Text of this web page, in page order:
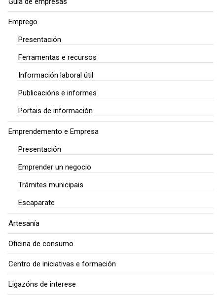
Emprego
Presentación
Ferramentas e recursos
Información laboral útil
Publicacións e informes
Portais de información
Emprendemento e Empresa
Presentación
Emprender un negocio
Trámites municipais
Escaparate
Artesanía
Oficina de consumo
Centro de iniciativas e formación
Ligazóns de interese